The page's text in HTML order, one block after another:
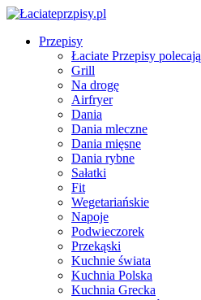
Przepisy
Łaciate Przepisy polecają
Grill
Na drogę
Airfryer
Dania
Dania mleczne
Dania mięsne
Dania rybne
Sałatki
Fit
Wegetariańskie
Napoje
Podwieczorek
Przekąski
Kuchnie świata
Kuchnia Polska
Kuchnia Grecka